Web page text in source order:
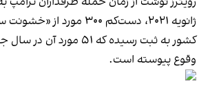
ژانویه ۲۰۲۱، دست‌کم ۳۰۰ مورد
کشور به ثبت رسیده که ۵۱
وقوع پیوسته است.